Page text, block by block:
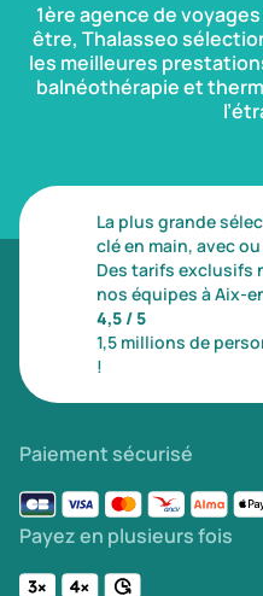
1ère agence de
être, Thalasseo
les meilleures
balnéothérapie et
La plus grande
clé en main, avec
Des tarifs exclusifs
nos équipes à Aix-
4,5 / 5
1,5 millions de
!
Paiement sécurisé
Payez en plusieurs fois